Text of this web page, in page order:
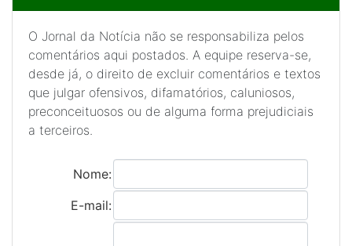
O Jornal da Notícia não se responsabiliza pelos
comentários aqui postados. A equipe reserva-se,
desde já, o direito de excluir comentários e textos
que julgar ofensivos, difamatórios, caluniosos,
preconceituosos ou de alguma forma prejudiciais
a terceiros.
Nome:
E-mail: